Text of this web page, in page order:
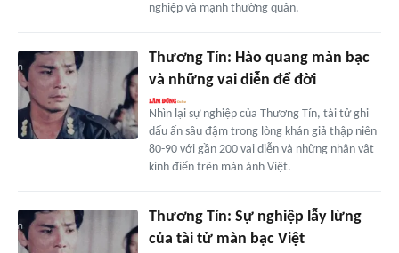
nghiệp và mạnh thường quân.
Thương Tín: Hào quang màn bạc
và những vai diễn để đời
Nhìn lại sự nghiệp của Thương Tín, tài tử ghi
dấu ấn sâu đậm trong lòng khán giả thập niên
80-90 với gần 200 vai diễn và những nhân vật
kinh điển trên màn ảnh Việt.
Thương Tín: Sự nghiệp lẫy lừng
của tài tử màn bạc Việt